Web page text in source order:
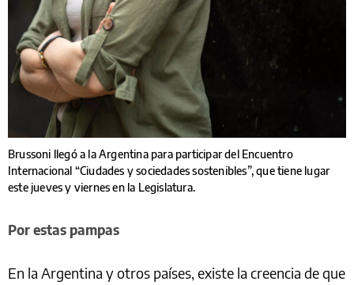
Brussoni llegó a la Argentina para participar del Encuentro
Internacional “Ciudades y sociedades sostenibles”, que tiene lugar
este jueves y viernes en la Legislatura.
Por estas pampas
En la Argentina y otros países, existe la creencia de que